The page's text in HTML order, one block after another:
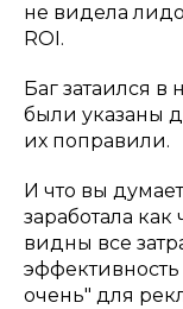
не видела
ROI.
Баг затаился в
были указаны
их поправили.
И что вы
заработала
видны все
очень" для